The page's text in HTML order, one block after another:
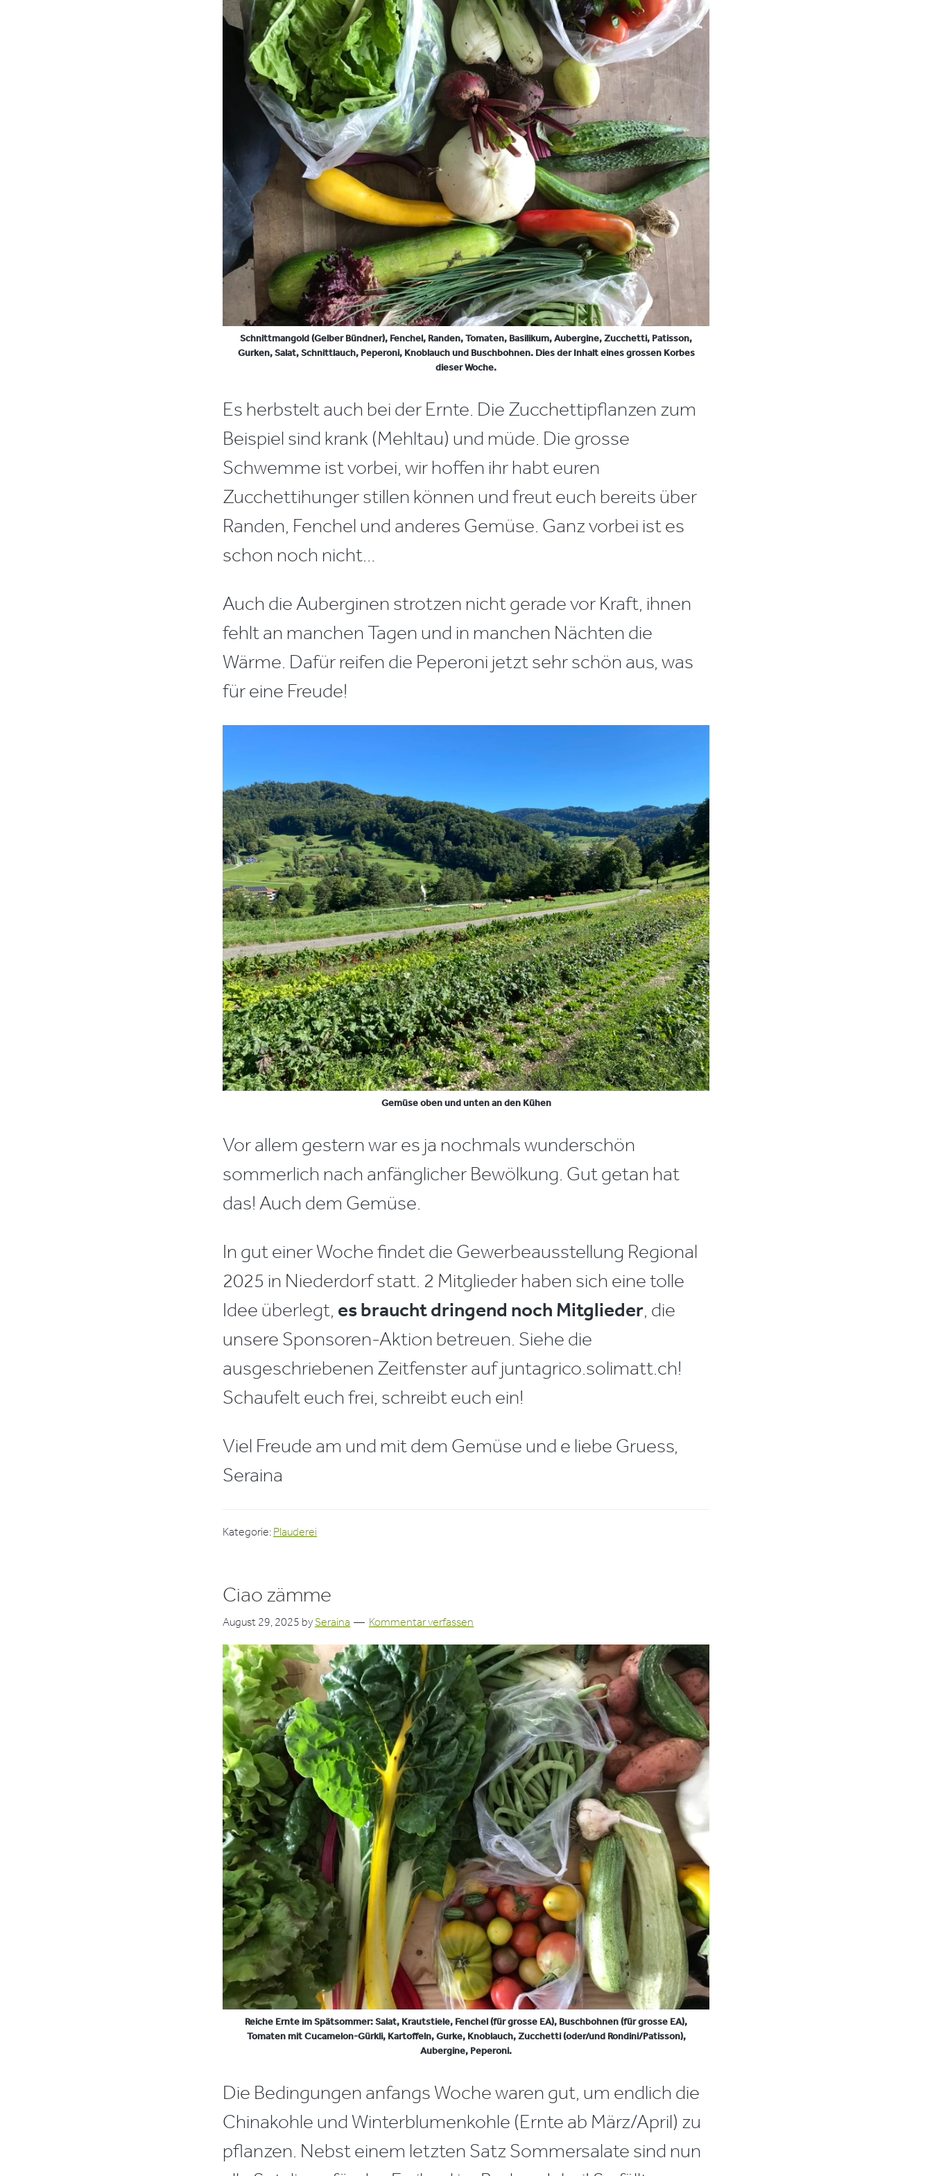
Schnittmangold (Gelber Bündner), Fenchel, Randen, Tomaten, Basilikum, Aubergine, Zucchetti, Patisson,
Gurken, Salat, Schnittlauch, Peperoni, Knoblauch und Buschbohnen. Dies der Inhalt eines grossen Korbes
dieser Woche.
Es herbstelt auch bei der Ernte. Die Zucchettipflanzen zum
Beispiel sind krank (Mehltau) und müde. Die grosse
Schwemme ist vorbei, wir hoffen ihr habt euren
Zucchettihunger stillen können und freut euch bereits über
Randen, Fenchel und anderes Gemüse. Ganz vorbei ist es
schon noch nicht…
Auch die Auberginen strotzen nicht gerade vor Kraft, ihnen
fehlt an manchen Tagen und in manchen Nächten die
Wärme. Dafür reifen die Peperoni jetzt sehr schön aus, was
für eine Freude!
Gemüse oben und unten an den Kühen
Vor allem gestern war es ja nochmals wunderschön
sommerlich nach anfänglicher Bewölkung. Gut getan hat
das! Auch dem Gemüse.
In gut einer Woche findet die Gewerbeausstellung Regional
2025 in Niederdorf statt. 2 Mitglieder haben sich eine tolle
Idee überlegt, es braucht dringend noch Mitglieder , die
unsere Sponsoren-Aktion betreuen. Siehe die
ausgeschriebenen Zeitfenster auf juntagrico.solimatt.ch!
Schaufelt euch frei, schreibt euch ein!
Viel Freude am und mit dem Gemüse und e liebe Gruess,
Seraina
Kategorie: Plauderei
Ciao zämme
August 29, 2025 by Seraina Kommentar verfassen
Reiche Ernte im Spätsommer: Salat, Krautstiele, Fenchel (für grosse EA), Buschbohnen (für grosse EA),
Tomaten mit Cucamelon-Gürkli, Kartoffeln, Gurke, Knoblauch, Zucchetti (oder/und Rondini/Patisson),
Aubergine, Peperoni.
Die Bedingungen anfangs Woche waren gut, um endlich die
Chinakohle und Winterblumenkohle (Ernte ab März/April) zu
pflanzen. Nebst einem letzten Satz Sommersalate sind nun